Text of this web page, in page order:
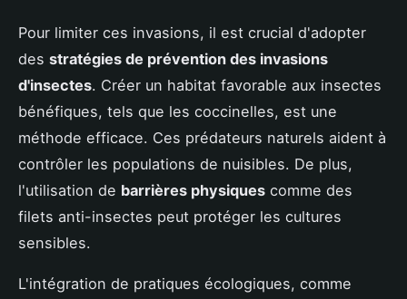
Pour limiter ces invasions, il est crucial d'adopter
des stratégies de prévention des invasions
d'insectes. Créer un habitat favorable aux insectes
bénéfiques, tels que les coccinelles, est une
méthode efficace. Ces prédateurs naturels aident à
contrôler les populations de nuisibles. De plus,
l'utilisation de barrières physiques comme des
filets anti-insectes peut protéger les cultures
sensibles.
L'intégration de pratiques écologiques, comme